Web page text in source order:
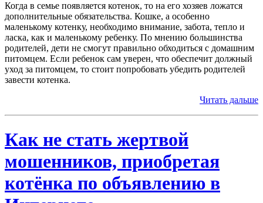
Когда в семье появляется котенок, то на его хозяев ложатся
дополнительные обязательства. Кошке, а особенно
маленькому котенку, необходимо внимание, забота, тепло и
ласка, как и маленькому ребенку. По мнению большинства
родителей, дети не смогут правильно обходиться с домашним
питомцем. Если ребенок сам уверен, что обеспечит должный
уход за питомцем, то стоит попробовать убедить родителей
завести котенка.
Читать дальше
Как не стать жертвой
мошенников, приобретая
котёнка по объявлению в